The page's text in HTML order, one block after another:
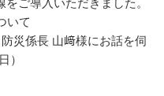
ご導入いただきました。
いて
災係長 山﨑様にお話を伺
）